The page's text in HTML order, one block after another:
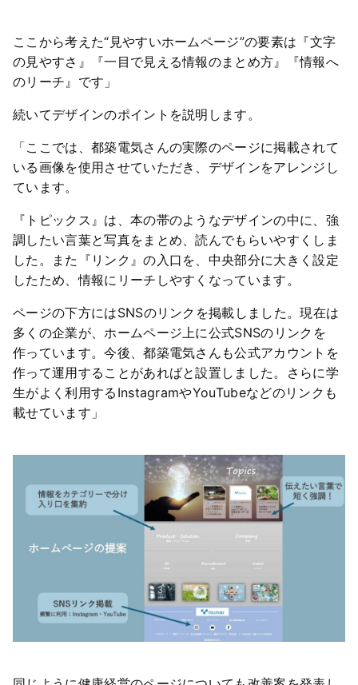
ここから考えた“見やすいホームページ”の要素は『文字
の見やすさ』『一目で見える情報のまとめ方』『情報へ
のリーチ』です」
続いてデザインのポイントを説明します。
「ここでは、都築電気さんの実際のページに掲載されて
いる画像を使用させていただき、デザインをアレンジし
ています。
『トピックス』は、本の帯のようなデザインの中に、強
調したい言葉と写真をまとめ、読んでもらいやすくしま
した。また『リンク』の入口を、中央部分に大きく設定
したため、情報にリーチしやすくなっています。
ページの下方にはSNSのリンクを掲載しました。現在は
多くの企業が、ホームページ上に公式SNSのリンクを
作っています。今後、都築電気さんも公式アカウントを
作って運用することがあればと設置しました。さらに学
生がよく利用するInstagramやYouTubeなどのリンクも
載せています」